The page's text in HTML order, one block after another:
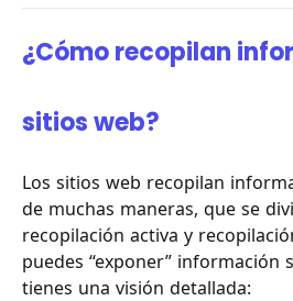
¿Cómo recopilan
sitios web?
Los sitios web recopilan
de muchas maneras, que se
recopilación activa y
puedes “exponer” información
tienes una visión detallada: